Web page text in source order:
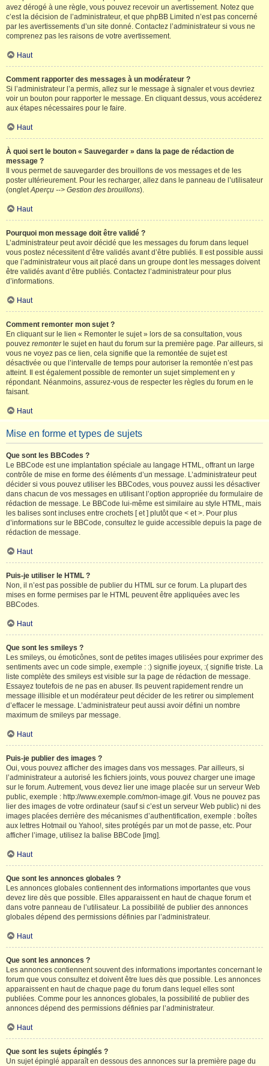
avez dérogé à une règle, vous pouvez recevoir un avertissement. Notez que
c’est la décision de l’administrateur, et que phpBB Limited n’est pas concerné
par les avertissements d’un site donné. Contactez l’administrateur si vous ne
comprenez pas les raisons de votre avertissement.
Haut
Comment rapporter des messages à un modérateur ?
Si l’administrateur l’a permis, allez sur le message à signaler et vous devriez
voir un bouton pour rapporter le message. En cliquant dessus, vous accéderez
aux étapes nécessaires pour le faire.
Haut
À quoi sert le bouton « Sauvegarder » dans la page de rédaction de
message ?
Il vous permet de sauvegarder des brouillons de vos messages et de les
poster ultérieurement. Pour les recharger, allez dans le panneau de l’utilisateur
(ongletAperçu --> Gestion des brouillons).
Haut
Pourquoi mon message doit être validé ?
L’administrateur peut avoir décidé que les messages du forum dans lequel
vous postez nécessitent d’être validés avant d’être publiés. Il est possible aussi
que l’administrateur vous ait placé dans un groupe dont les messages doivent
être validés avant d’être publiés. Contactez l’administrateur pour plus
d’informations.
Haut
Comment remonter mon sujet ?
En cliquant sur le lien « Remonter le sujet » lors de sa consultation, vous
pouvez remonterle sujet en haut du forum sur la première page. Par ailleurs, si
vous ne voyez pas ce lien, cela signifie que la remontée de sujet est
désactivée ou que l’intervalle de temps pour autoriser la remontée n’est pas
atteint. Il est également possible de remonter un sujet simplement en y
répondant. Néanmoins, assurez-vous de respecter les règles du forum en le
faisant.
Haut
Mise en forme et types de sujets
Que sont les BBCodes ?
Le BBCode est une implantation spéciale au langage HTML, offrant un large
contrôle de mise en forme des éléments d’un message. L’administrateur peut
décider si vous pouvez utiliser les BBCodes, vous pouvez aussi les désactiver
dans chacun de vos messages en utilisant l’option appropriée du formulaire de
rédaction de message. Le BBCode lui-même est similaire au style HTML, mais
les balises sont incluses entre crochets [ et ] plutôt que < et >. Pour plus
d’informations sur le BBCode, consultez le guide accessible depuis la page de
rédaction de message.
Haut
Puis-je utiliser le HTML ?
Non, il n’est pas possible de publier du HTML sur ce forum. La plupart des
mises en forme permises par le HTML peuvent être appliquées avec les
BBCodes.
Haut
Que sont les smileys ?
Les smileys, ou émoticônes, sont de petites images utilisées pour exprimer des
sentiments avec un code simple, exemple : :) signifie joyeux, :( signifie triste. La
liste complète des smileys est visible sur la page de rédaction de message.
Essayez toutefois de ne pas en abuser. Ils peuvent rapidement rendre un
message illisible et un modérateur peut décider de les retirer ou simplement
d’effacer le message. L’administrateur peut aussi avoir défini un nombre
maximum de smileys par message.
Haut
Puis-je publier des images ?
Oui, vous pouvez afficher des images dans vos messages. Par ailleurs, si
l’administrateur a autorisé les fichiers joints, vous pouvez charger une image
sur le forum. Autrement, vous devez lier une image placée sur un serveur Web
public, exemple : http://www.exemple.com/mon-image.gif. Vous ne pouvez pas
lier des images de votre ordinateur (sauf si c’est un serveur Web public) ni des
images placées derrière des mécanismes d’authentification, exemple : boîtes
aux lettres Hotmail ou Yahoo!, sites protégés par un mot de passe, etc. Pour
afficher l’image, utilisez la balise BBCode [img].
Haut
Que sont les annonces globales ?
Les annonces globales contiennent des informations importantes que vous
devez lire dès que possible. Elles apparaissent en haut de chaque forum et
dans votre panneau de l’utilisateur. La possibilité de publier des annonces
globales dépend des permissions définies par l’administrateur.
Haut
Que sont les annonces ?
Les annonces contiennent souvent des informations importantes concernant le
forum que vous consultez et doivent être lues dès que possible. Les annonces
apparaissent en haut de chaque page du forum dans lequel elles sont
publiées. Comme pour les annonces globales, la possibilité de publier des
annonces dépend des permissions définies par l’administrateur.
Haut
Que sont les sujets épinglés ?
Un sujet épinglé apparaît en dessous des annonces sur la première page du